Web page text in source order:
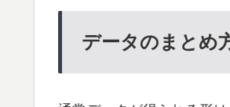
データのまとめ